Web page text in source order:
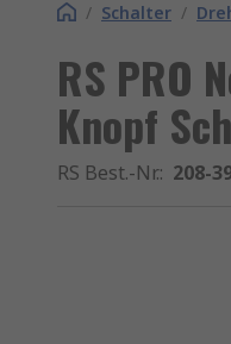
/ Schalter /
RS PRO
Knopf
RS Best.-Nr.: 208-